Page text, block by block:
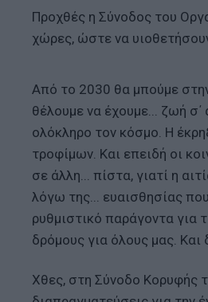
Προχθές η Σύνοδος του
χώρες, ώστε να
Από το 2030 θα μπούμε
θέλουμε να έχουμε... ζωή
ολόκληρο τον κόσμο. Η
τροφίμων. Και επειδή οι
σε άλλη... πίστα, γιατί η
λόγω της... ευαισθησίας
ρυθμιστικό παράγοντα για
δρόμους για όλους μας. Και
Χθες, στη Σύνοδο Κορυφής